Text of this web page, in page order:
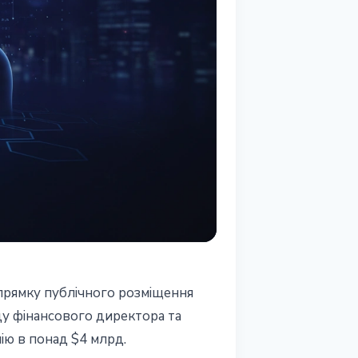
публічного розміщення
фінансового директора та
в понад $4 млрд.